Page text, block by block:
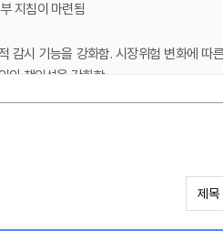
지침이 마련됨
감시 기능을 강화함. 시장위험 변화에
의 책임성을 강화함
허용, 일임식 자산유보형 거래 도입 등 공